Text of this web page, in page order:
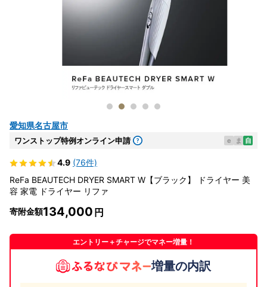
愛知県名古屋市
ワンストップ特例オンライン申請 e ま 自
4.9 (76件)
ReFa BEAUTECH DRYER SMART W【ブラック】 ドライヤー 美
容 家電 ドライヤー リファ
寄附金額134,000
エントリー＋チャージでマネー増量！
増量の内訳